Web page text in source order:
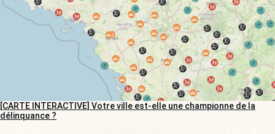
[CARTE INTERACTIVE] Votre ville est-elle une championne de la
délinquance ?